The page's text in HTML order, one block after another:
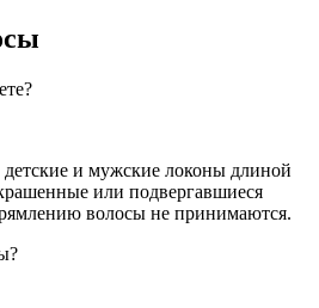
и мужские локоны длиной
или подвергавшиеся
волосы не принимаются.